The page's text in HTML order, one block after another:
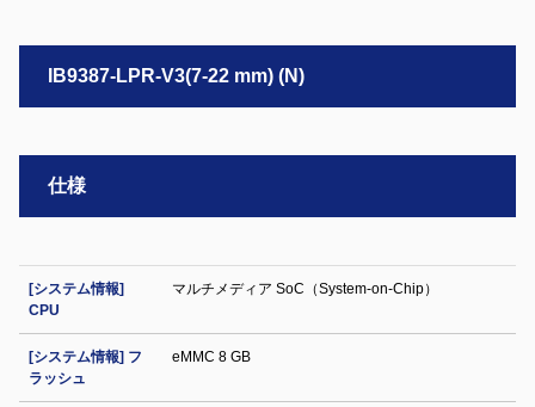
IB9387-LPR-V3(7-22 mm) (N)
仕様
[システム情報]
CPU
マルチメディア SoC（System-on-Chip）
[システム情報] フ
ラッシュ
eMMC 8 GB